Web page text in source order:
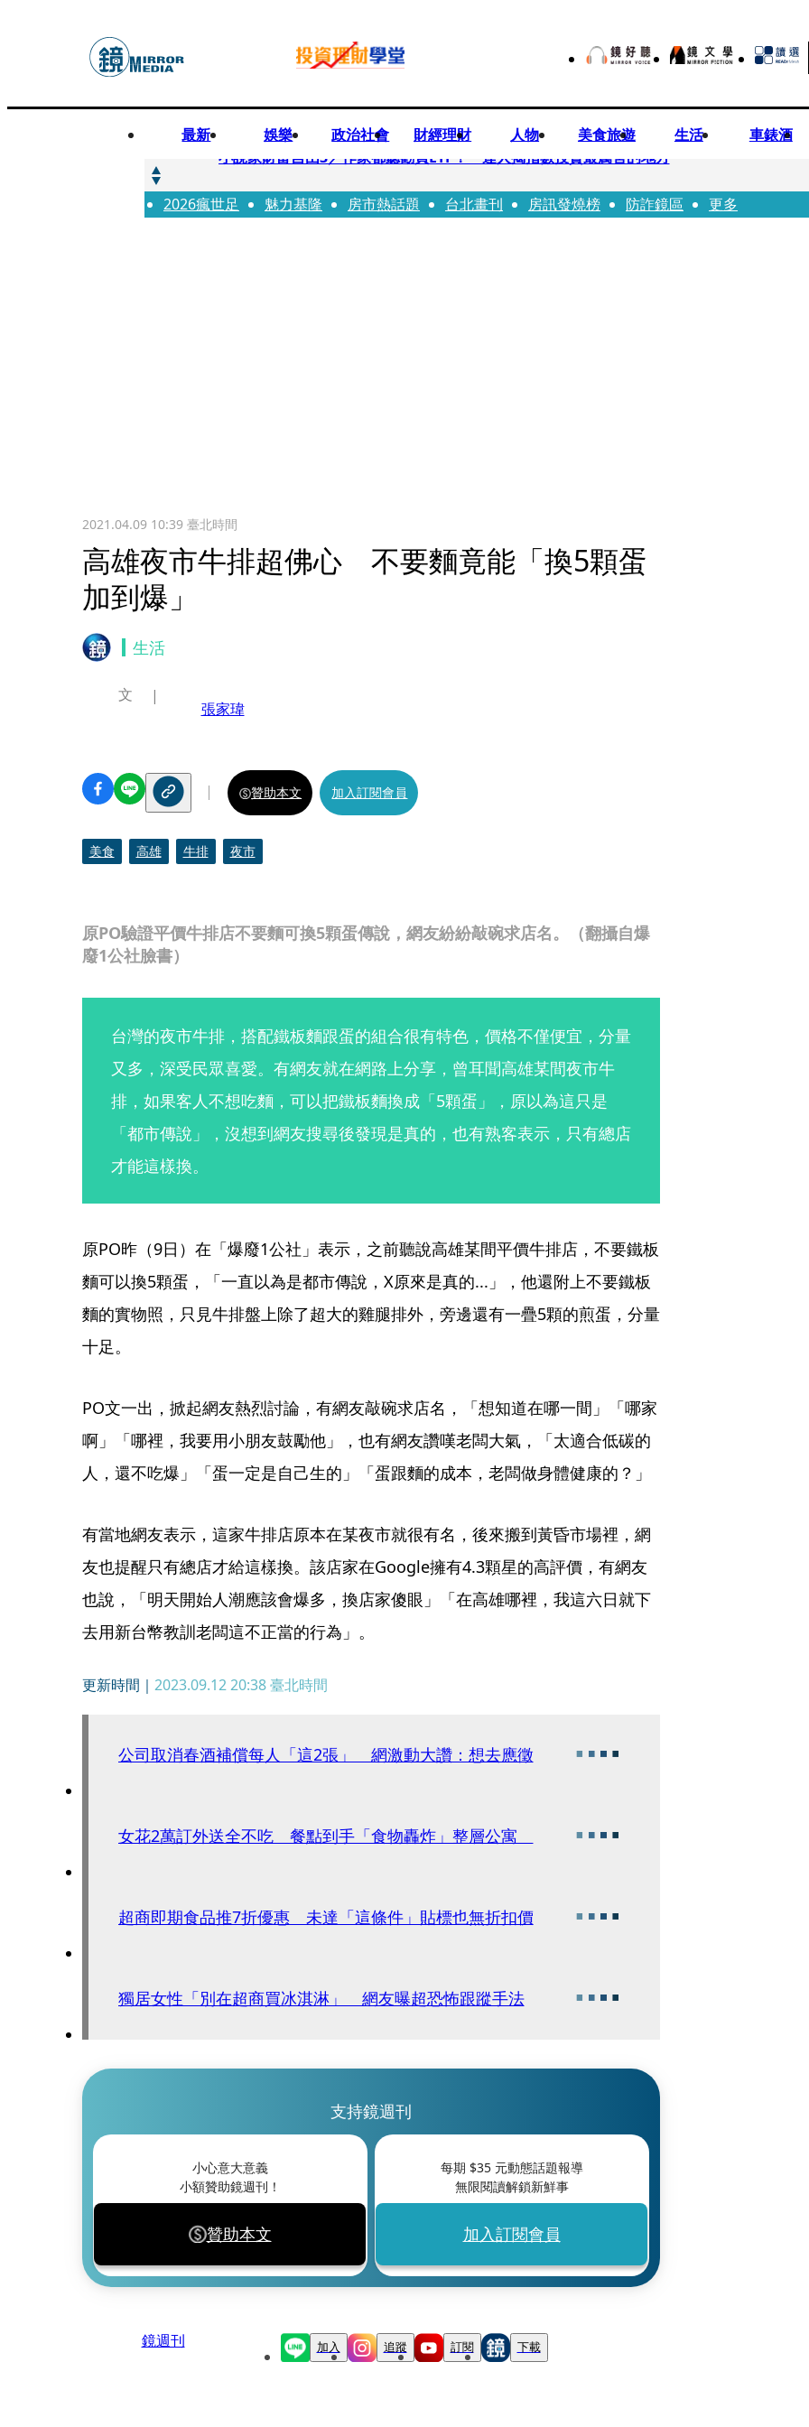
最新 娛樂 政治社會 財經理財 人物 美食旅遊 生活 車錶酒
快訊
小說家財富自由3／作家都聽勸買ETF！ 達人揭指數投資最厲害的地方
快訊
《殺手媽咪》孔曉振揹什麼包？ DELVAUX兩款經典包成劇中焦點
2026瘋世足 魅力基隆 房市熱話題 台北畫刊 房訊發燒榜 防詐鏡區 更多
2021.04.09 10:39臺北時間
高雄夜市牛排超佛心 不要麵竟能「換5顆蛋
加到爆」
生活
原PO驗證平價牛排店不要麵可換5顆蛋傳說，網友紛紛敲碗求店名。（翻攝自爆
廢1公社臉書）
文
張家瑋
贊助本文 加入訂閱會員
美食 高雄 牛排 夜市
台灣的夜市牛排，搭配鐵板麵跟蛋的組合很有特色，價格不僅便宜，分量
又多，深受民眾喜愛。有網友就在網路上分享，曾耳聞高雄某間夜市牛
排，如果客人不想吃麵，可以把鐵板麵換成「5顆蛋」，原以為這只是
「都市傳說」，沒想到網友搜尋後發現是真的，也有熟客表示，只有總店
才能這樣換。
原PO昨（9日）在「爆廢1公社」表示，之前聽說高雄某間平價牛排店，不要鐵板
麵可以換5顆蛋，「一直以為是都市傳說，X原來是真的...」，他還附上不要鐵板
麵的實物照，只見牛排盤上除了超大的雞腿排外，旁邊還有一疊5顆的煎蛋，分量
十足。
PO文一出，掀起網友熱烈討論，有網友敲碗求店名，「想知道在哪一間」「哪家
啊」「哪裡，我要用小朋友鼓勵他」，也有網友讚嘆老闆大氣，「太適合低碳的
人，還不吃爆」「蛋一定是自己生的」「蛋跟麵的成本，老闆做身體健康的？」
有當地網友表示，這家牛排店原本在某夜市就很有名，後來搬到黃昏市場裡，網
友也提醒只有總店才給這樣換。該店家在Google擁有4.3顆星的高評價，有網友
也說，「明天開始人潮應該會爆多，換店家傻眼」「在高雄哪裡，我這六日就下
去用新台幣教訓老闆這不正當的行為」。
更新時間｜ 2023.09.12 20:38臺北時間
公司取消春酒補償每人「這2張」 網激動大讚：想去應徵
女花2萬訂外送全不吃 餐點到手「食物轟炸」整層公寓
超商即期食品推7折優惠 未達「這條件」貼標也無折扣價
獨居女性「別在超商買冰淇淋」 網友曝超恐怖跟蹤手法
支持鏡週刊
小心意大意義
小額贊助鏡週刊！
贊助本文
每期 $35元動態話題報導
無限閱讀解鎖新鮮事
加入訂閱會員
鏡週刊 加入 追蹤 訂閱 下載